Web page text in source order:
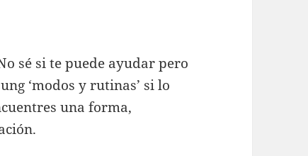
sé si te puede ayudar pero
‘modos y rutinas’ si lo
una forma,